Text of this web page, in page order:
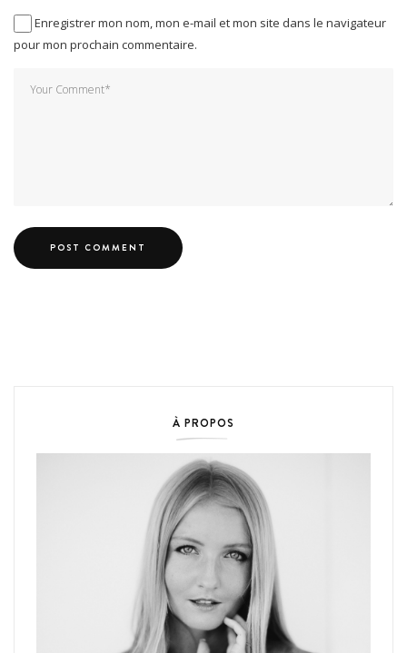
Enregistrer mon nom, mon e-mail et mon site dans le navigateur
pour mon prochain commentaire.
À PROPOS